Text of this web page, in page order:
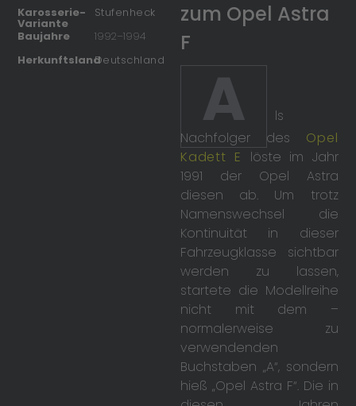
Karosserie-
Variante
Stufenheck
Baujahre
1992–1994
HerkunftslandDeutschland
zum Opel Astra
F
A
ls
Nachfolger des Opel
Kadett E löste im Jahr
1991 der Opel Astra
diesen ab. Um trotz
Namenswechsel die
Kontinuität in dieser
Fahrzeugklasse sichtbar
werden zu lassen,
startete die Modellreihe
nicht mit dem –
normalerweise zu
verwendenden
Buchstaben „A“, sondern
hieß „Opel Astra F“. Die in